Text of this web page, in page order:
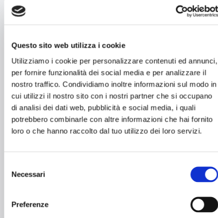
Questo sito web utilizza i cookie
Utilizziamo i cookie per personalizzare contenuti ed annunci,
per fornire funzionalità dei social media e per analizzare il
nostro traffico. Condividiamo inoltre informazioni sul modo in
cui utilizzi il nostro sito con i nostri partner che si occupano
di analisi dei dati web, pubblicità e social media, i quali
potrebbero combinarle con altre informazioni che hai fornito
loro o che hanno raccolto dal tuo utilizzo dei loro servizi.
delNecessari
Preferenze
Numero di persone
Orario di prenotazione*